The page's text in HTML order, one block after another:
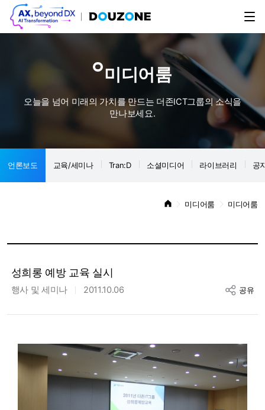
미디어룸
오늘을 넘어 미래의 가치를 만드는 더존ICT그룹의 소식을
만나보세요.
언론보도 교육/세미나 Tran:D 소셜미디어 라이브러리 공
미디어룸 미디어룸
성희롱 예방 교육 실시
행사 및 세미나 2011.10.06 공유